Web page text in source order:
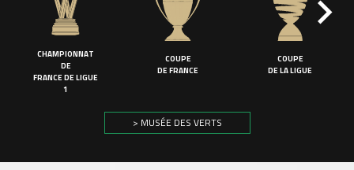
CHAMPIONNAT
DE
FRANCE DE LIGUE
1
COUPE
DE FRANCE
COUPE
DE LA LIGUE
> MUSÉE DES VERTS